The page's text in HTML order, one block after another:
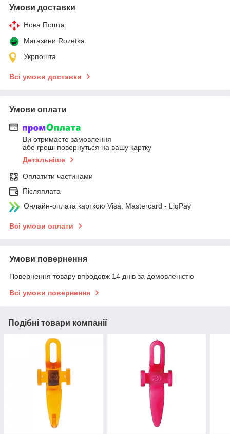
Умови доставки
Нова Пошта
Магазини Rozetka
Укрпошта
Всі умови доставки
Умови оплати
Ви отримаєте замовлення
або гроші повернуться на вашу картку
Детальніше
Оплатити частинами
Післяплата
Онлайн-оплата карткою Visa, Mastercard - LiqPay
Всі умови оплати
Умови повернення
Повернення товару впродовж 14 днів за домовленістю
Всі умови повернення
Подібні товари компанії